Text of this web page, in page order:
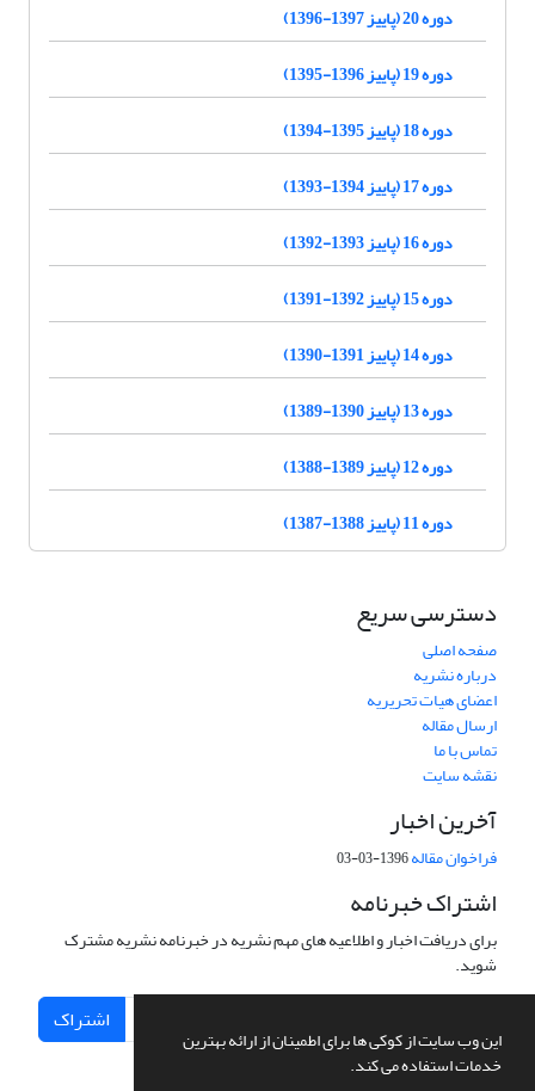
این وب سایت از کوکی ها برای اطمینان از ارائه بهترین
خدمات استفاده می کند.
دوره 20 (پاییز 1397-1396)
دوره 19 (پاییز 1396-1395)
دوره 18 (پاییز 1395-1394)
دوره 17 (پاییز 1394-1393)
دوره 16 (پاییز 1393-1392)
دوره 15 (پاییز 1392-1391)
دوره 14 (پاییز 1391-1390)
دوره 13 (پاییز 1390-1389)
دوره 12 (پاییز 1389-1388)
دوره 11 (پاییز 1388-1387)
دسترسی سریع
صفحه اصلی
درباره نشریه
اعضای هیات تحریریه
ارسال مقاله
تماس با ما
نقشه سایت
آخرین اخبار
فراخوان مقاله1396-03-03
اشتراک خبرنامه
برای دریافت اخبار و اطلاعیه های مهم نشریه در خبرنامه نشریه مشترک
شوید.
اشتراک